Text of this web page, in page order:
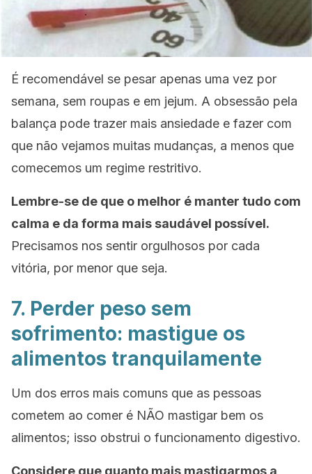
É recomendável se pesar apenas uma vez por
semana, sem roupas e em jejum. A obsessão pela
balança pode trazer mais ansiedade e fazer com
que não vejamos muitas mudanças, a menos que
comecemos um regime restritivo.
Lembre-se de que o melhor é manter tudo com
calma e da forma mais saudável possível.
Precisamos nos sentir orgulhosos por cada
vitória, por menor que seja.
7. Perder peso sem
sofrimento: mastigue os
alimentos tranquilamente
Um dos erros mais comuns que as pessoas
cometem ao comer é NÃO mastigar bem os
alimentos; isso obstrui o funcionamento digestivo.
Considere que quanto mais mastigarmos a